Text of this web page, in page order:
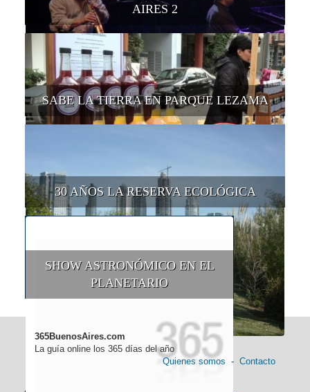
AIRES 2
SABE LA TIERRA EN PARQUE LEZAMA
30 AÑOS LA RESERVA ECOLÓGICA
SHOW ASTRONÓMICO EN EL
PLANETARIO
365BuenosAires.com
La guía online los 365 días del año
Quienes somos - Contacto